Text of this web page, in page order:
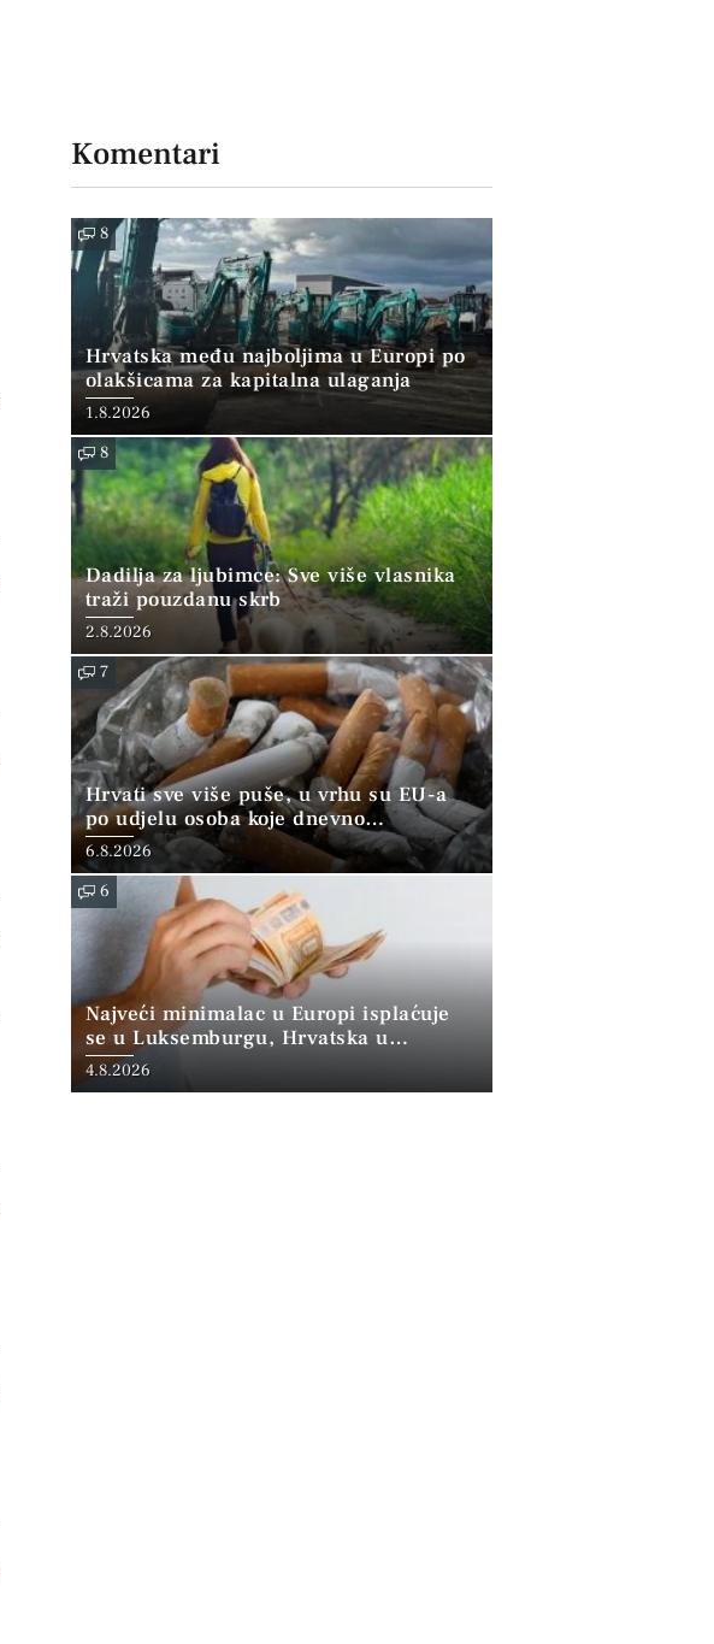
Komentari
8
Hrvatska među najboljima u Europi po
olakšicama za kapitalna ulaganja
1.8.2026
8
Dadilja za ljubimce: Sve više vlasnika
traži pouzdanu skrb
2.8.2026
7
Hrvati sve više puše, u vrhu su EU-a
po udjelu osoba koje dnevno
konzumiraju duhan
6.8.2026
6
Najveći minimalac u Europi isplaćuje
se u Luksemburgu, Hrvatska u
“srednjoj skupini”
4.8.2026